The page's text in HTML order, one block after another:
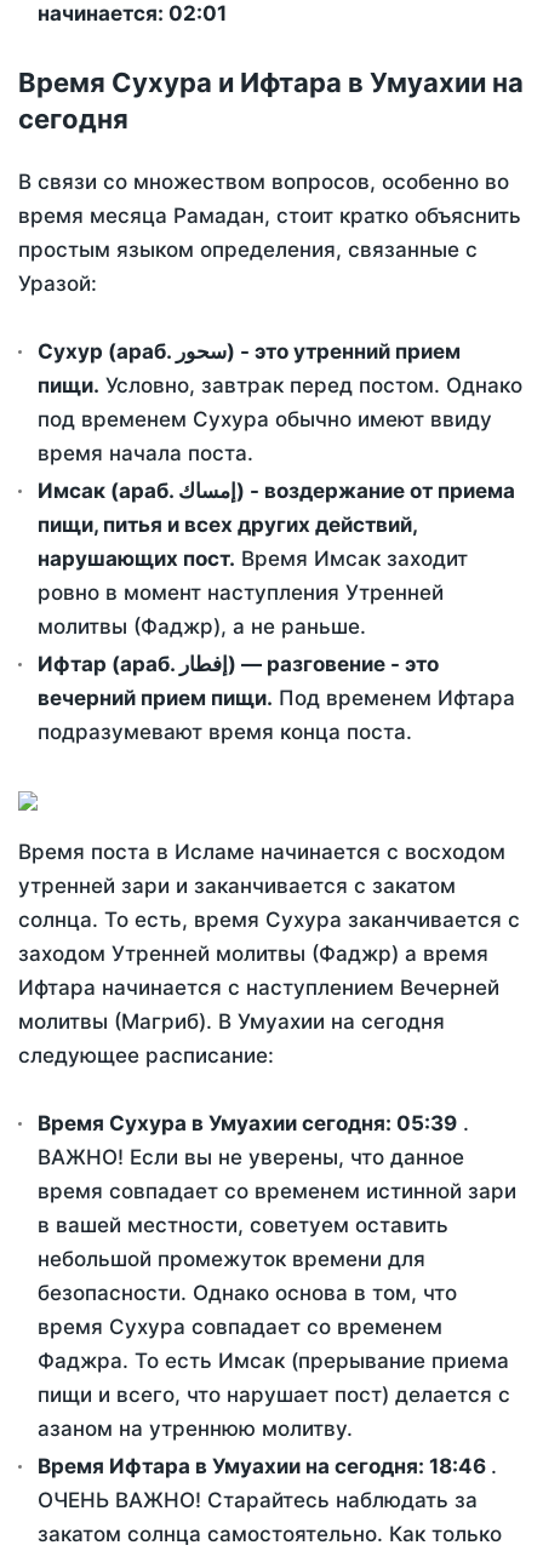
начинается: 02:01
Время Сухура и Ифтара в Умуахии на
сегодня
В связи со множеством вопросов, особенно во
время месяца Рамадан, стоит кратко объяснить
простым языком определения, связанные с
Уразой:
Сухур (араб. سحور) - это утренний прием
пищи. Условно, завтрак перед постом. Однако
под временем Сухура обычно имеют ввиду
время начала поста.
Имсак (араб. إمساك) - воздержание от приема
пищи, питья и всех других действий,
нарушающих пост. Время Имсак заходит
ровно в момент наступления Утренней
молитвы (Фаджр), а не раньше.
Ифтар (араб. إفطار) — разговение - это
вечерний прием пищи. Под временем Ифтара
подразумевают время конца поста.
Время поста в Исламе начинается с восходом
утренней зари и заканчивается с закатом
солнца. То есть, время Сухура заканчивается с
заходом Утренней молитвы (Фаджр) а время
Ифтара начинается с наступлением Вечерней
молитвы (Магриб). В Умуахии на сегодня
следующее расписание:
Время Сухура в Умуахии сегодня: 05:39 .
ВАЖНО! Если вы не уверены, что данное
время совпадает со временем истинной зари
в вашей местности, советуем оставить
небольшой промежуток времени для
безопасности. Однако основа в том, что
время Сухура совпадает со временем
Фаджра. То есть Имсак (прерывание приема
пищи и всего, что нарушает пост) делается с
азаном на утреннюю молитву.
Время Ифтара в Умуахии на сегодня: 18:46 .
ОЧЕНЬ ВАЖНО! Старайтесь наблюдать за
закатом солнца самостоятельно. Как только